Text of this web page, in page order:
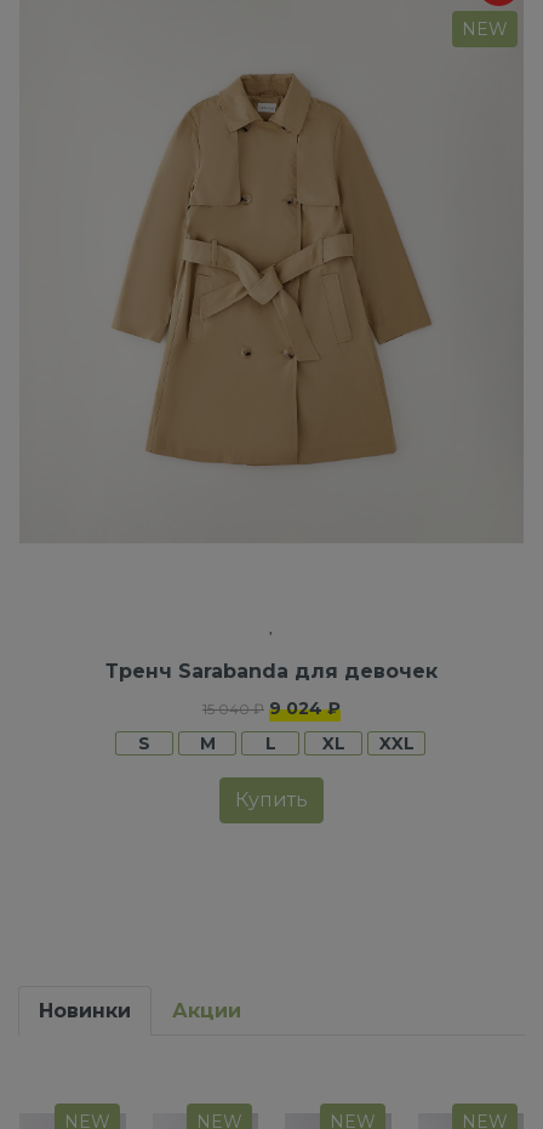
NEW
Тренч Sarabanda для девочек
15 040 ₽ 9 024 ₽
S
M L XL XXL
Купить
Новинки Акции
NEW NEW NEW NEW